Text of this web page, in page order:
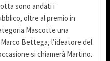
sono andati i
oltre al premio in
Mascotte una
Bettega, l’ideatore del
si chiamerà Martino.